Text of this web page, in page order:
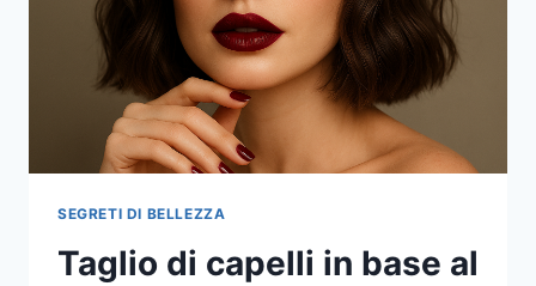
SEGRETI DI BELLEZZA
Taglio di capelli in base al